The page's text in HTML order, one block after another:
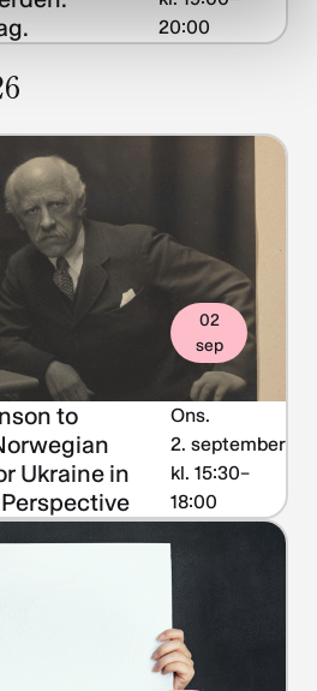
20:00
to
Ukraine in
Ons.
2. september
kl. 15:30–
18:00
02
sep